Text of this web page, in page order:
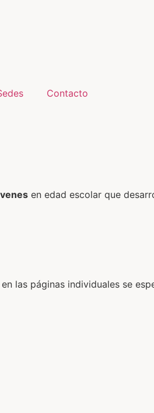
Contacto
en edad escolar que
las páginas individuales se